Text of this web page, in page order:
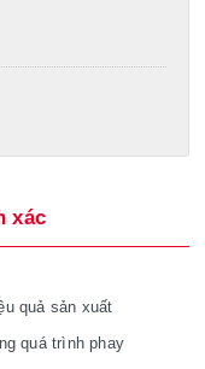
xác
quả sản xuất
quá trình phay